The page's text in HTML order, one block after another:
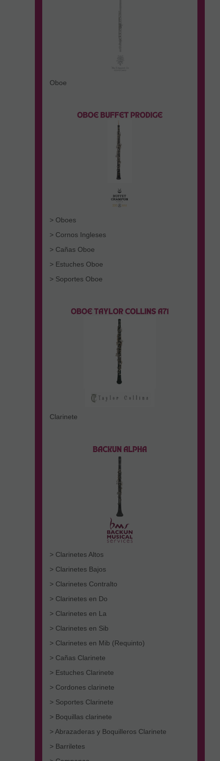
Oboe
> Oboes
> Cornos Ingleses
> Cañas Oboe
> Estuches Oboe
> Soportes Oboe
Clarinete
> Clarinetes Altos
> Clarinetes Bajos
> Clarinetes Contralto
> Clarinetes en Do
> Clarinetes en La
> Clarinetes en Sib
> Clarinetes en Mib (Requinto)
> Cañas Clarinete
> Estuches Clarinete
> Cordones clarinete
> Soportes Clarinete
> Boquillas clarinete
> Abrazaderas y Boquilleros Clarinete
> Barriletes